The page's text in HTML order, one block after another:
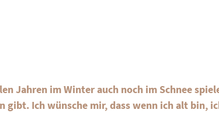
Jahren im Winter auch noch im Schnee
gibt. Ich wünsche mir, dass wenn ich alt bin,